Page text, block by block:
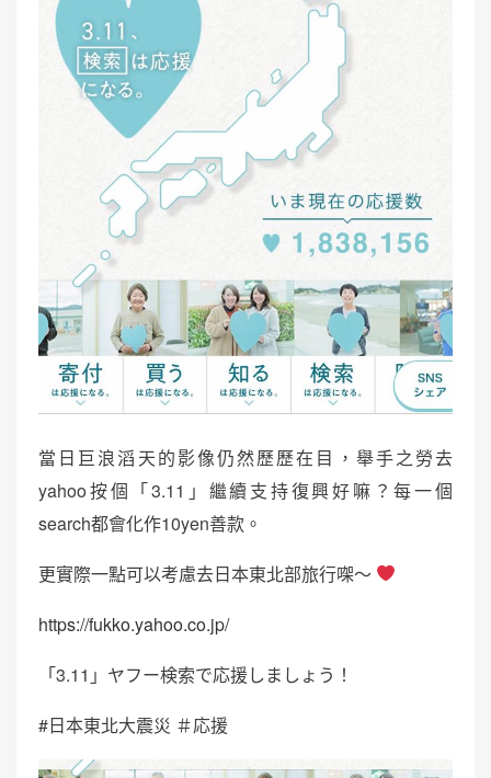
當日巨浪滔天的影像仍然歷歷在目，舉手之勞去
yahoo按個「3.11」繼續支持復興好嘛？每一個
search都會化作10yen善款。
更實際一點可以考慮去日本東北部旅行㗎～
https://fukko.yahoo.co.jp/
「3.11」ヤフー検索で応援しましょう！
#日本東北大震災 ＃応援